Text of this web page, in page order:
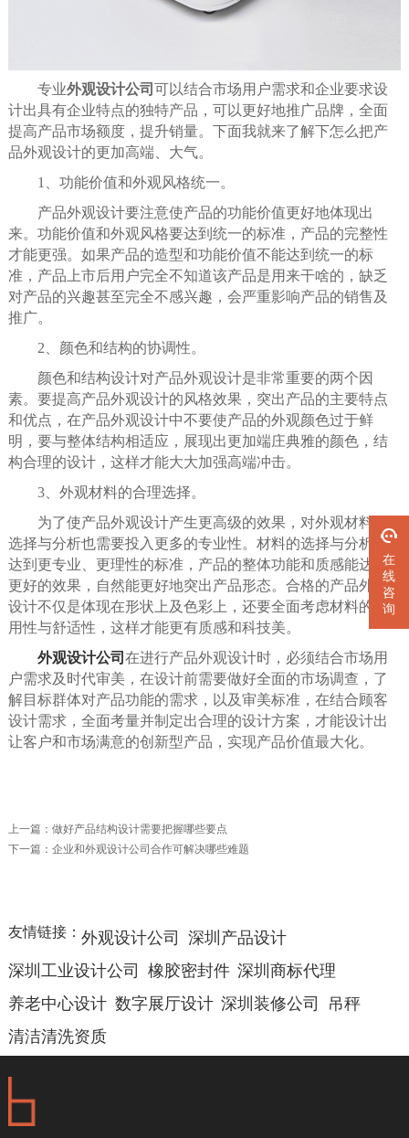
在
线
咨
询
专业外观设计公司 可以结合市场用户需求和企业要求设
计出具有企业特点的独特产品，可以更好地推广品牌，全面
提高产品市场额度，提升销量。下面我就来了解下怎么把产
品外观设计的更加高端、大气。
1、功能价值和外观风格统一。
产品外观设计要注意使产品的功能价值更好地体现出
来。功能价值和外观风格要达到统一的标准，产品的完整性
才能更强。如果产品的造型和功能价值不能达到统一的标
准，产品上市后用户完全不知道该产品是用来干啥的，缺乏
对产品的兴趣甚至完全不感兴趣，会严重影响产品的销售及
推广。
2、颜色和结构的协调性。
颜色和结构设计对产品外观设计是非常重要的两个因
素。要提高产品外观设计的风格效果，突出产品的主要特点
和优点，在产品外观设计中不要使产品的外观颜色过于鲜
明，要与整体结构相适应，展现出更加端庄典雅的颜色，结
构合理的设计，这样才能大大加强高端冲击。
3、外观材料的合理选择。
为了使产品外观设计产生更高级的效果，对外观材料的
选择与分析也需要投入更多的专业性。材料的选择与分析能
达到更专业、更理性的标准，产品的整体功能和质感能达到
更好的效果，自然能更好地突出产品形态。合格的产品外观
设计不仅是体现在形状上及色彩上，还要全面考虑材料的实
用性与舒适性，这样才能更有质感和科技美。
外观设计公司 在进行产品外观设计时，必须结合市场用
户需求及时代审美，在设计前需要做好全面的市场调查，了
解目标群体对产品功能的需求，以及审美标准，在结合顾客
设计需求，全面考量并制定出合理的设计方案，才能设计出
让客户和市场满意的创新型产品，实现产品价值最大化。
上一篇： 做好产品结构设计需要把握哪些要点
下一篇： 企业和外观设计公司合作可解决哪些难题
友情链接： 外观设计公司
深圳产品设计
深圳工业设计公司
橡胶密封件 深圳商标代理
养老中心设计 数字展厅设计 深圳装修公司
吊秤
清洁清洗资质